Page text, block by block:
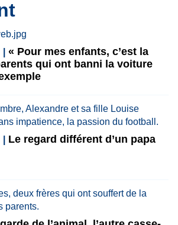
« Pour mes enfants, c’est la
qui ont banni la voiture
Le regard différent d’un papa